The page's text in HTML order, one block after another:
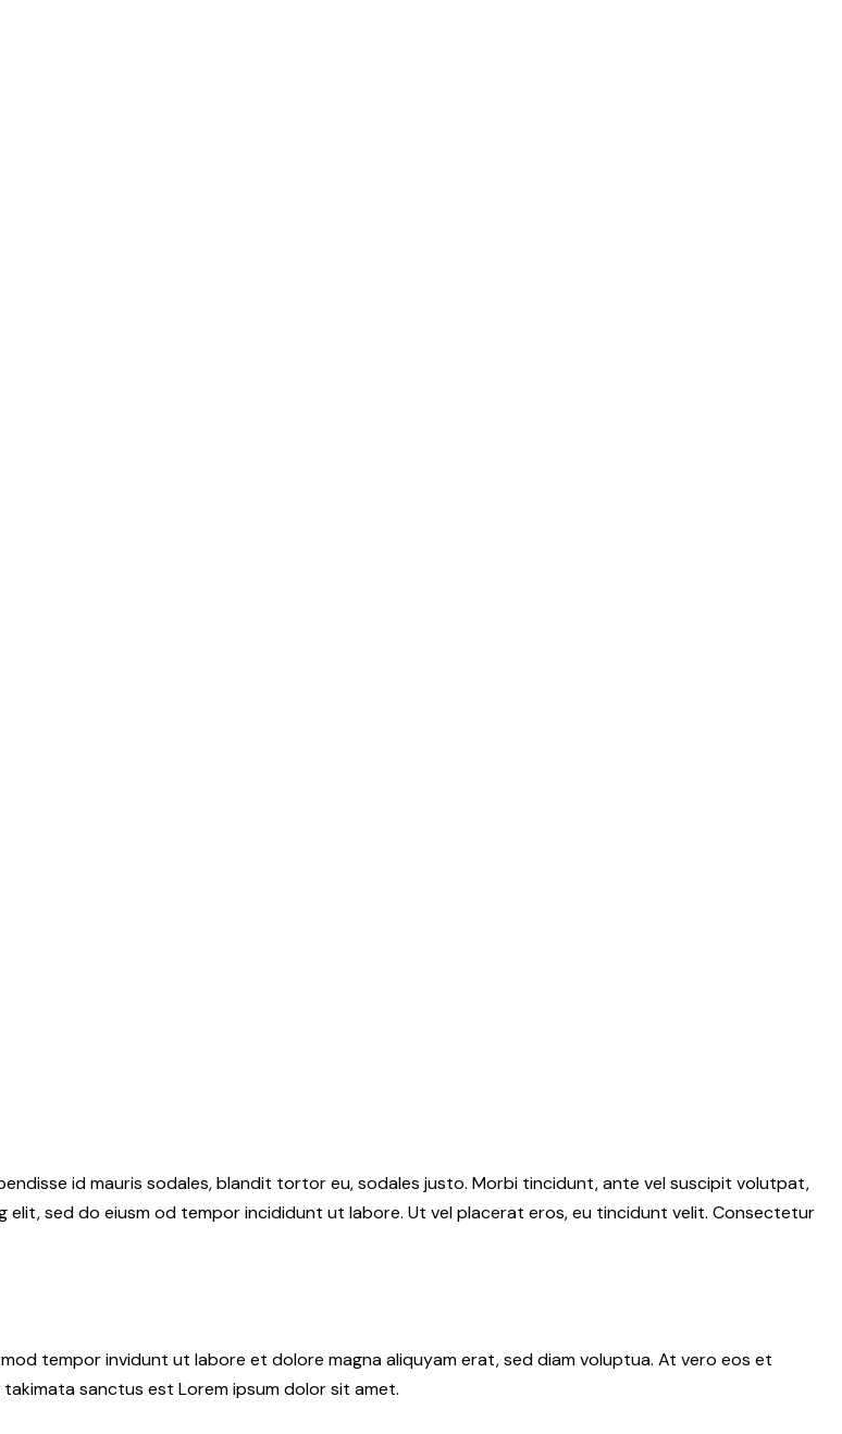
id mauris sodales, blandit tortor eu, sodales justo. Morbi tincidunt, ante vel suscipit volutpat,
sed do eiusm od tempor incididunt ut labore. Ut vel placerat eros, eu tincidunt velit. Consectetur
tempor invidunt ut labore et dolore magna aliquyam erat, sed diam voluptua. At vero eos et
sanctus est Lorem ipsum dolor sit amet.